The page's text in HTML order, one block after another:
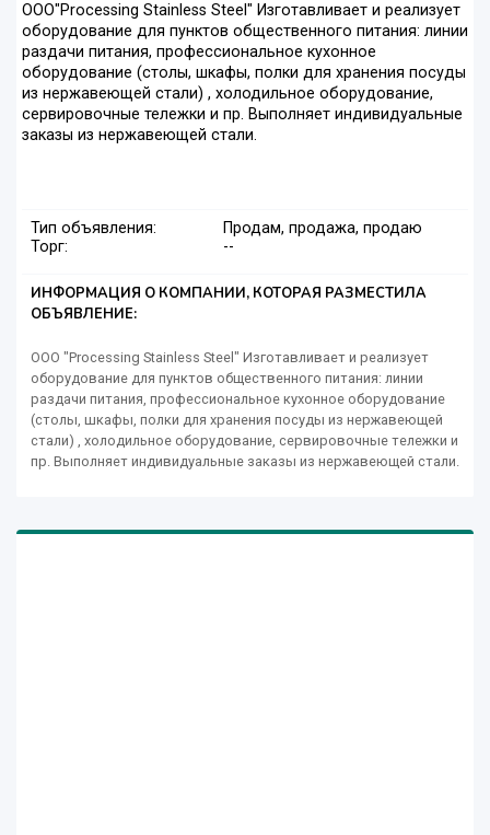
ООО"Processing Stainless Steel" Изготавливает и реализует
оборудование для пунктов общественного питания: линии
раздачи питания, профессиональное кухонное
оборудование (столы, шкафы, полки для хранения посуды
из нержавеющей стали) , холодильное оборудование,
сервировочные тележки и пр. Выполняет индивидуальные
заказы из нержавеющей стали.
Тип объявления:
Продам, продажа, продаю
Торг:
--
ИНФОРМАЦИЯ О КОМПАНИИ, КОТОРАЯ РАЗМЕСТИЛА
ОБЪЯВЛЕНИЕ:
ООО "Processing Stainless Steel" Изготавливает и реализует
оборудование для пунктов общественного питания: линии
раздачи питания, профессиональное кухонное оборудование
(столы, шкафы, полки для хранения посуды из нержавеющей
стали) , холодильное оборудование, сервировочные тележки и
пр. Выполняет индивидуальные заказы из нержавеющей стали.